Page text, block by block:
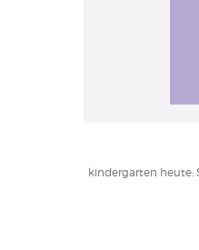
kindergarten heute: